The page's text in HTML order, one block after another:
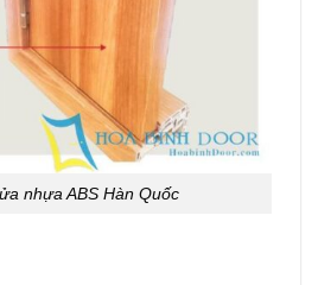
nhựa ABS Hàn Quốc